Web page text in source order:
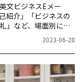
文ビジネスEメー
紹介」「ビジネスの
」など、場面別に書
2023-06-28